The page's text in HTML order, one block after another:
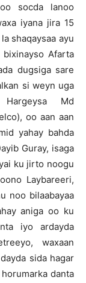
socda lanoo
iyana jira 15
shaqaysaa ayu
Afarta
dugsiga sare
si weyn uga
Hargeysa Md
oo aan aan
yahay bahda
Guray, isaga
ku jirto noogu
Laybareeri,
noo bilaabayaa
aniga oo ku
iyo ardayda
waxaan
sida hagar
danta